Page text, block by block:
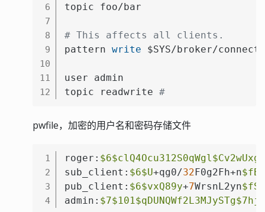
6
7
8
9
10
11
12
topic foo/bar
# This affects all clients.
pattern write $SYS/broker/
user admin
topic readwrite #
pwfile，加密的用户名和密码存储文件
1
2
3
4
roger: $6$clQ4Ocu312S0qWgl
sub_client: $6$U+qg0/32F0g2Fh+n
pub_client: $6$vxQ89y+7WrsnL2yn
admin: $7$101$qDUNQWf2L3MJySTg